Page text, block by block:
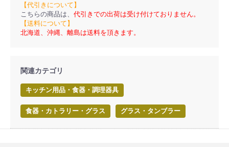
【代引きについて】
こちらの商品は、 代引きでの出荷は受け付けておりません。
【送料について】
北海道、沖縄、離島は送料を頂きます。
関連カテゴリ
キッチン用品・食器・調理器具
食器・カトラリー・グラス グラス・タンブラー